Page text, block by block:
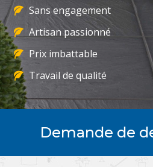
Sans engagement
Artisan passionné
Prix imbattable
Travail de qualité
Demande de